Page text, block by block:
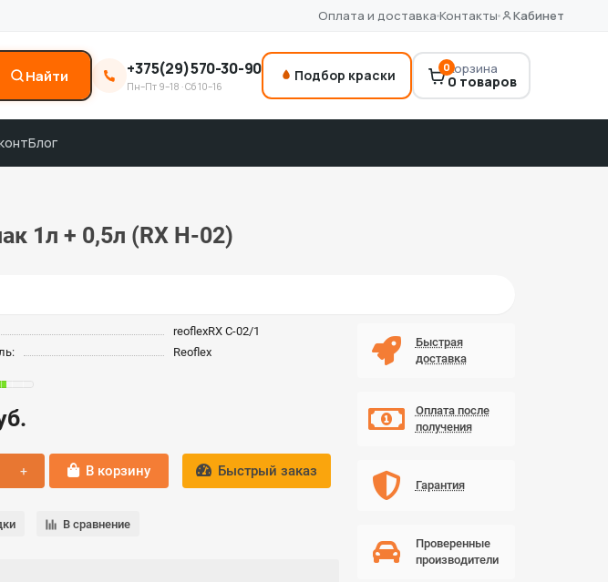
Оплата и доставка Контакты Кабинет
Найти +375(29)570-30-90
Пн–Пт 9–18 · Сб 10–16
Подбор краски 0Корзина
0 товаров
Блог
1л + 0,5л (RX H-02)
reoflexRX C-02/1
Reoflex
В корзину Быстрый заказ
В сравнение
Быстрая
доставка
Оплата после
получения
Гарантия
Проверенные
производители